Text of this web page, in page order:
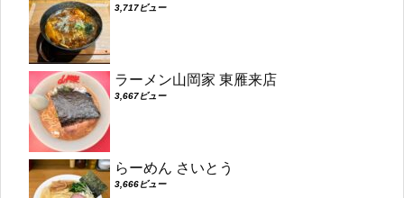
3,717ビュー
ラーメン山岡家 東雁来店
3,667ビュー
らーめん さいとう
3,666ビュー